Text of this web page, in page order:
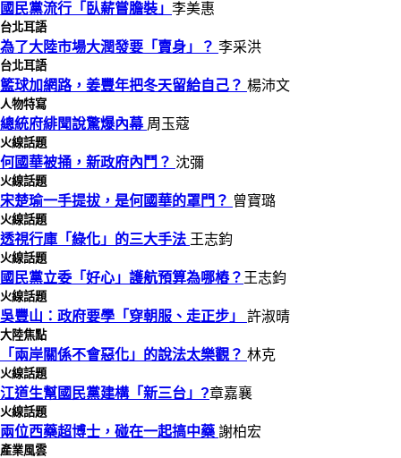
國民黨流行「臥薪嘗膽裝」 李美惠
台北耳語
為了大陸市場大潤發要「賣身」？ 李采洪
台北耳語
籃球加網路，姜豐年把冬天留給自己？ 楊沛文
人物特寫
總統府緋聞說驚爆內幕 周玉蔻
火線話題
何國華被捅，新政府內鬥？ 沈彌
火線話題
宋楚瑜一手提拔，是何國華的罩門？ 曾寶璐
火線話題
透視行庫「綠化」的三大手法 王志鈞
火線話題
國民黨立委「好心」護航預算為哪樁？ 王志鈞
火線話題
吳豐山：政府要學「穿朝服、走正步」 許淑晴
大陸焦點
「兩岸關係不會惡化」的說法太樂觀？ 林克
火線話題
江道生幫國民黨建構「新三台」?章嘉襄
火線話題
兩位西藥超博士，碰在一起搞中藥 謝柏宏
產業風雲